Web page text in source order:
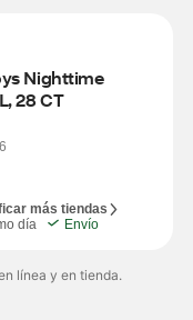
Nighttime
28 CT
más tiendas
día
Envío
línea y en tienda.